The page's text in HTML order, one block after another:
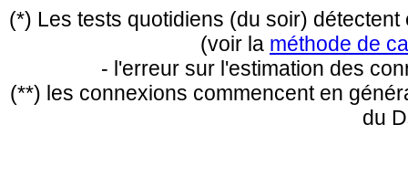
(*) Les tests quotidiens (du soir)
(voir la méthode de
- l'erreur sur l'estimation des
(**) les connexions commencent en
du